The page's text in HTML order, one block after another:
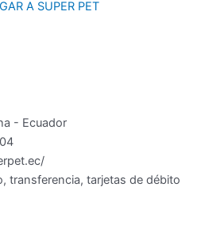
A SUPER PET
- Ecuador
transferencia, tarjetas de débito